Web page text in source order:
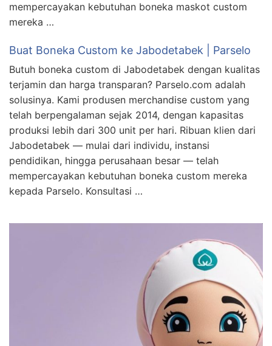
mempercayakan kebutuhan boneka maskot custom
mereka …
Buat Boneka Custom ke Jabodetabek | Parselo
Butuh boneka custom di Jabodetabek dengan kualitas
terjamin dan harga transparan? Parselo.com adalah
solusinya. Kami produsen merchandise custom yang
telah berpengalaman sejak 2014, dengan kapasitas
produksi lebih dari 300 unit per hari. Ribuan klien dari
Jabodetabek — mulai dari individu, instansi
pendidikan, hingga perusahaan besar — telah
mempercayakan kebutuhan boneka custom mereka
kepada Parselo. Konsultasi …